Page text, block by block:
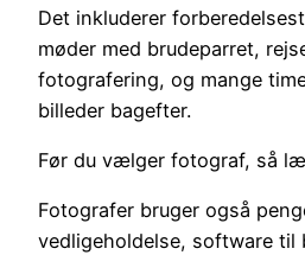
Det inkluderer
møder med brudeparret,
fotografering, og mange
billeder bagefter.
Før du vælger fotograf, så
Fotografer bruger også
vedligeholdelse, software til